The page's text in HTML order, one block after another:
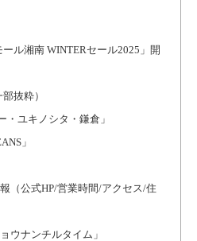
ル湘南 WINTERセール2025」開
抜粋）
・ユキノシタ・鎌倉」
」
（公式HP/営業時間/アクセス/住
ウナンチルタイム」